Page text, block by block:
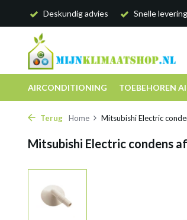
Deskundig advies Snelle levering
AIRCONDITIONING TOEBEHOREN
Terug Home Mitsubishi Electric
Mitsubishi Electric condens